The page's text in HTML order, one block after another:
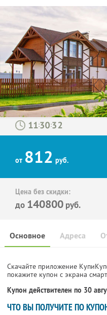
: :
от 812 руб.
Цена без скидки:
до 140800 руб.
Основное Адреса
Скачайте приложение
покажите купон с экрана
Купон действителен по 30
ЧТО ВЫ ПОЛУЧИТЕ ПО